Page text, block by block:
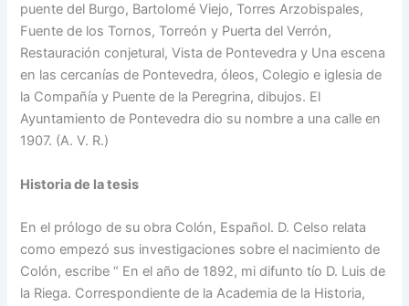
puente del Burgo, Bartolomé Viejo, Torres Arzobispales,
Fuente de los Tornos, Torreón y Puerta del Verrón,
Restauración conjetural, Vista de Pontevedra y Una escena
en las cercanías de Pontevedra, óleos, Colegio e iglesia de
la Compañía y Puente de la Peregrina, dibujos. El
Ayuntamiento de Pontevedra dio su nombre a una calle en
1907. (A. V. R.)
Historia de la tesis
En el prólogo de su obra Colón, Español. D. Celso relata
como empezó sus investigaciones sobre el nacimiento de
Colón, escribe “ En el año de 1892, mi difunto tío D. Luis de
la Riega. Correspondiente de la Academia de la Historia,